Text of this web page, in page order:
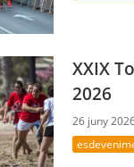
XXIX
2026
26 juny